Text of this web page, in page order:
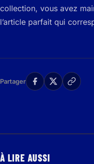
collection, vous avez
l’article parfait qui
Partager
À LIRE AUSSI